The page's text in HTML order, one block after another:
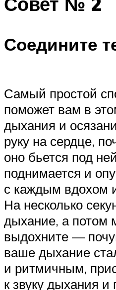
Соедините
Самый простой
поможет вам в
дыхания и
руку на сердце,
оно бьется под
поднимается и
с каждым вдохом
На несколько
дыхание, а потом
выдохните —
ваше дыхание
и ритмичным,
к звуку дыхания и